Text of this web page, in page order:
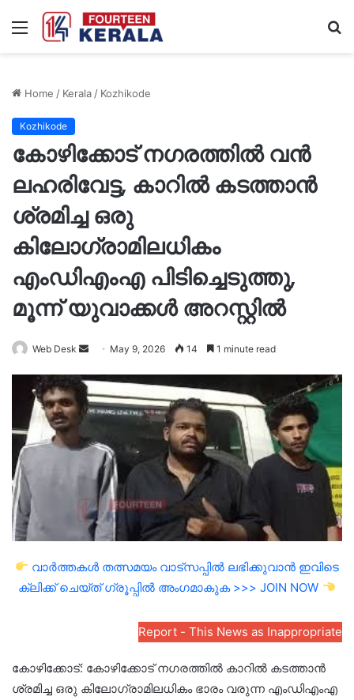
Menu
Home / Kerala/ Kozhikode
Kozhikode
കോഴിക്കോട് നഗരത്തിൽ വൻ
ലഹരിവേട്ട, കാറിൽ കടത്താൻ
ശ്രമിച്ച ഒരു
കിലോഗ്രാമിലധികം
എംഡിഎംഎ പിടിച്ചെടുത്തു,
മൂന്ന് യുവാക്കൾ അറസ്റ്റിൽ
Web Desk
Send
email
May 9, 2026 14 1 minute read
വാർത്തകൾ തത്സമയം വാട്സപ്പിൽ ലഭിക്കുവാൻ ഇവിടെ
ക്ലിക്ക് ചെയ്ത് ഗ്രൂപ്പിൽ അംഗമാകുക >>> JOIN NOW
Report - This News as Inappropriate
കോഴിക്കോട്: കോഴിക്കോട് നഗരത്തിൽ കാറിൽ കടത്താൻ
ശ്രമിച്ച ഒരു കിലോഗ്രാമിലധികം ഭാരം വരുന്ന എംഡിഎംഎ